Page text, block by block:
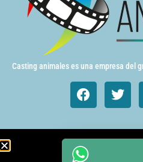
Casting animales es una empresa del
Animales